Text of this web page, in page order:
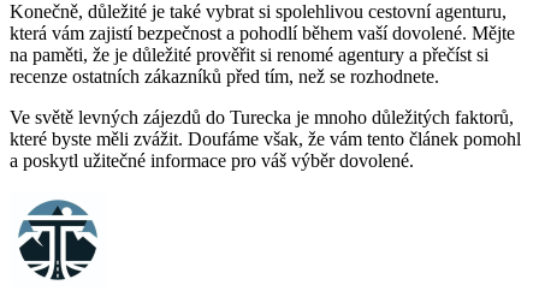
Konečně, důležité je také vybrat si spolehlivou cestovní agenturu,
která vám zajistí bezpečnost a pohodlí během vaší dovolené. Mějte
na paměti, že je důležité prověřit si renomé agentury a přečíst si
recenze ostatních zákazníků před tím, než se rozhodnete.
Ve světě levných zájezdů do Turecka je mnoho důležitých faktorů,
které byste měli zvážit. Doufáme však, že vám tento článek pomohl
a poskytl užitečné informace pro váš výběr dovolené.